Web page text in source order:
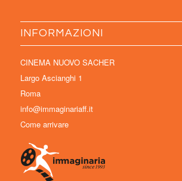
INFORMAZIONI
CINEMA NUOVO SACHER
Largo Ascianghi 1
Roma
info@immaginariaff.it
Come arrivare